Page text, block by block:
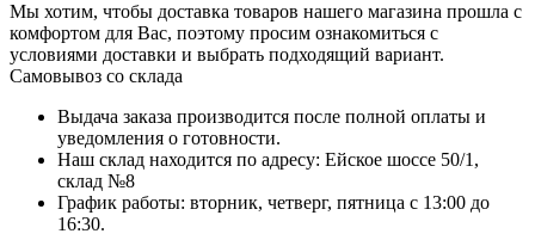
Мы хотим, чтобы доставка товаров нашего магазина прошла с
комфортом для Вас, поэтому просим ознакомиться с
условиями доставки и выбрать подходящий вариант.
Самовывоз со склада
Выдача заказа производится после полной оплаты и
уведомления о готовности.
Наш склад находится по адресу: Ейское шоссе 50/1,
склад №8
График работы: вторник, четверг, пятница с 13:00 до
16:30.